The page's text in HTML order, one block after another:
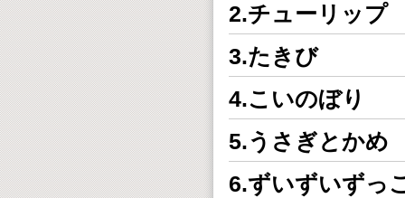
2.チューリップ
3.たきび
4.こいのぼり
5.うさぎとかめ
6.ずいずいずっ